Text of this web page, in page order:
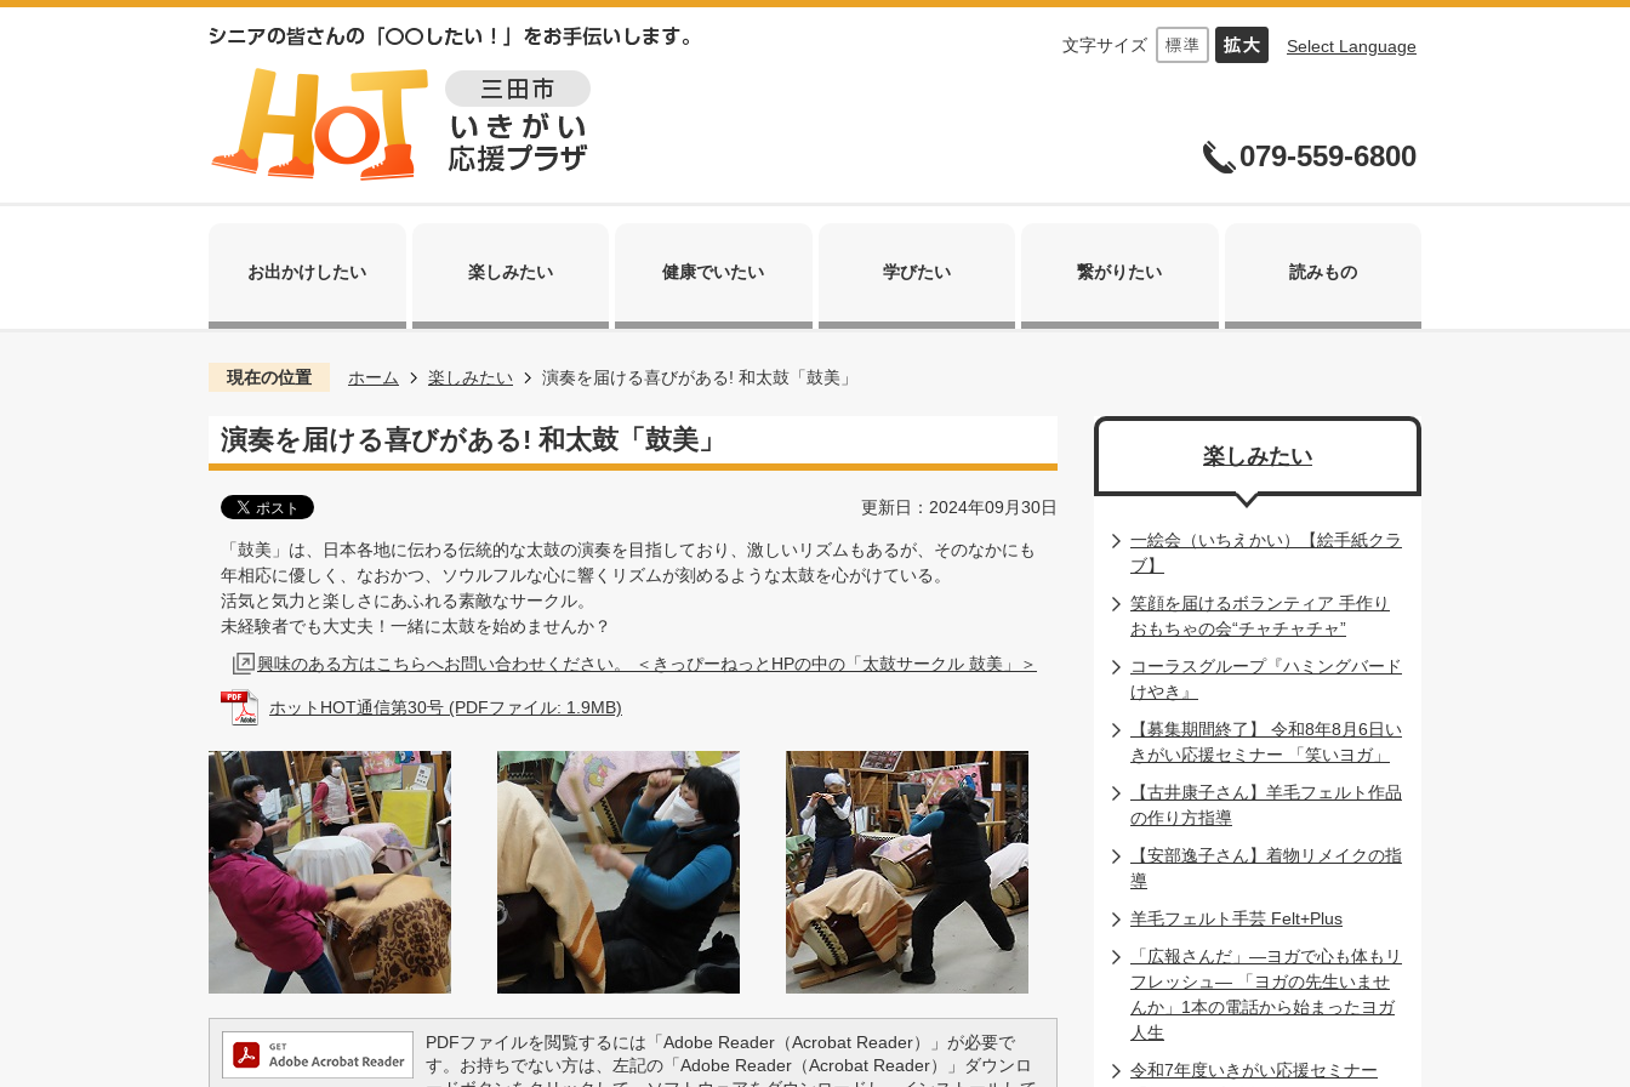
文字サイズ Select Language
079-559-6800
お出かけしたい 楽しみたい 健康でいたい 学びたい 繋がりたい 読みもの
現在の位置 ホーム 楽しみたい 演奏を届ける喜びがある! 和太鼓「鼓美」
演奏を届ける喜びがある! 和太鼓「鼓美」
更新日：2024年09月30日
「鼓美」は、日本各地に伝わる伝統的な太鼓の演奏を目指しており、激しいリズムもあるが、そのなかにも
年相応に優しく、なおかつ、ソウルフルな心に響くリズムが刻めるような太鼓を心がけている。
活気と気力と楽しさにあふれる素敵なサークル。
未経験者でも大丈夫！一緒に太鼓を始めませんか？
興味のある方はこちらへお問い合わせください。 ＜きっぴーねっとHPの中の「太鼓サークル 鼓美」＞
ホットHOT通信第30号 (PDFファイル: 1.9MB)
PDFファイルを閲覧するには「Adobe Reader（Acrobat Reader）」が必要で
す。お持ちでない方は、左記の「Adobe Reader（Acrobat Reader）」ダウンロ
楽しみたい
一絵会（いちえかい）【絵手紙クラ
ブ】
笑顔を届けるボランティア 手作り
おもちゃの会“チャチャチャ”
コーラスグループ『ハミングバード
けやき』
【募集期間終了】 令和8年8月6日い
きがい応援セミナー 「笑いヨガ」
【古井康子さん】羊毛フェルト作品
の作り方指導
【安部逸子さん】着物リメイクの指
導
羊毛フェルト手芸 Felt+Plus
「広報さんだ」―ヨガで心も体もリ
フレッシュ― 「ヨガの先生いませ
んか」1本の電話から始まったヨガ
人生
令和7年度いきがい応援セミナー